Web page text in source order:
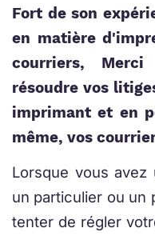
Fort de son
en matière
courriers,
résoudre vos
imprimant et en
même, vos
Lorsque vous
un particulier ou un
tenter de régler